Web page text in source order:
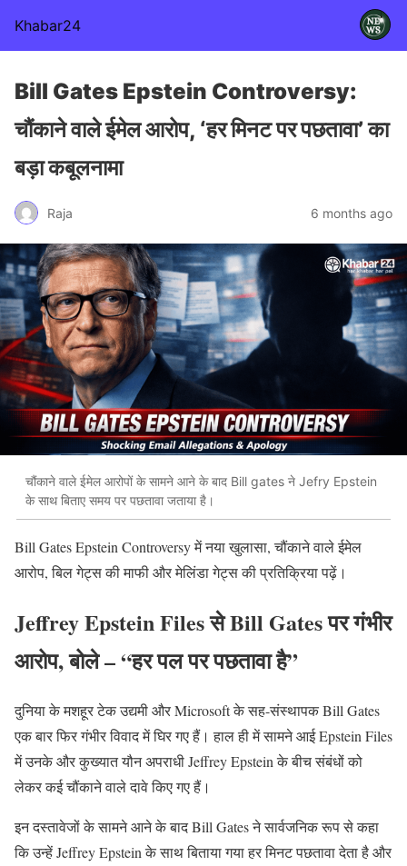
Khabar24
Bill Gates Epstein Controversy:
चौंकाने वाले ईमेल आरोप, ‘हर मिनट पर पछतावा’ का
बड़ा कबूलनामा
Raja 6 months ago
चौंकाने वाले ईमेल आरोपों के सामने आने के बाद Bill gates ने Jefry Epstein
के साथ बिताए समय पर पछतावा जताया है।
Bill Gates Epstein Controversy में नया खुलासा, चौंकाने वाले ईमेल
आरोप, बिल गेट्स की माफी और मेलिंडा गेट्स की प्रतिक्रिया पढ़ें।
Jeffrey Epstein Files से Bill Gates पर गंभीर
आरोप, बोले – “हर पल पर पछतावा है”
दुनिया के मशहूर टेक उद्यमी और Microsoft के सह-संस्थापक Bill Gates
एक बार फिर गंभीर विवाद में घिर गए हैं। हाल ही में सामने आई Epstein Files
में उनके और कुख्यात यौन अपराधी Jeffrey Epstein के बीच संबंधों को
लेकर कई चौंकाने वाले दावे किए गए हैं।
इन दस्तावेजों के सामने आने के बाद Bill Gates ने सार्वजनिक रूप से कहा
कि उन्हें Jeffrey Epstein के साथ बिताया गया हर मिनट पछतावा देता है और